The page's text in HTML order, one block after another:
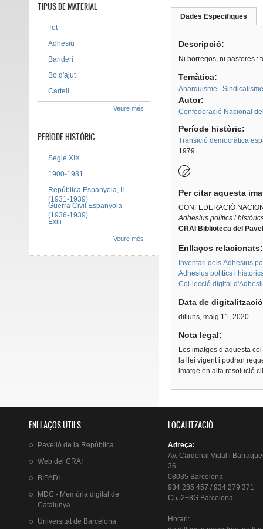
Dades Especifiques
Descripció:
Ni borregos, ni pastores :
Temàtica:
Anarquisme Sindicalisme
Autor:
Confederació Nacional
Període històric:
Transició democràtica
1979
Per citar aquesta
CONFEDERACIÓ
Adhesius polítics i
CRAI Biblioteca del
Enllaços
Inventari dels Adhesius
Adhesius polítics i
Col·lecció digital
Data de
dilluns, maig 11, 2020
Nota legal:
Les imatges d’aquesta
la llei vigent i podran
imatge en alta resolució
TIPUS DE MATERIAL
Tot
Adhesiu
Banderí
Bo d'ajut
Cartell
Veure més
PERÍODE HISTÒRIC
Segle XIX
1900-1931
República Espanyola, II
(1931-1939)
Guerra Civil Espanyola
(1936-1939)
Exili
Veure més
ENLLAÇOS ÚTILS
Pavelló de la República
Web del CRAI
BIPADI
MDC - Memòria digital de
Catalunya
Universitat de Barcelona
LOCALITZACIÓ
Adreça:
Av. Cardenal Vidal i
36
08035 Barcelona
934 285 457 / 934 279 371
C5J2+8G Barcelona
Horari: